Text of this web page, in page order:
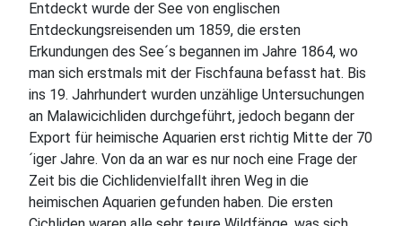
Entdeckt wurde der See von englischen
Entdeckungsreisenden um 1859, die ersten
Erkundungen des See´s begannen im Jahre 1864, wo
man sich erstmals mit der Fischfauna befasst hat. Bis
ins 19. Jahrhundert wurden unzählige Untersuchungen
an Malawicichliden durchgeführt, jedoch begann der
Export für heimische Aquarien erst richtig Mitte der 70
´iger Jahre. Von da an war es nur noch eine Frage der
Zeit bis die Cichlidenvielfallt ihren Weg in die
heimischen Aquarien gefunden haben. Die ersten